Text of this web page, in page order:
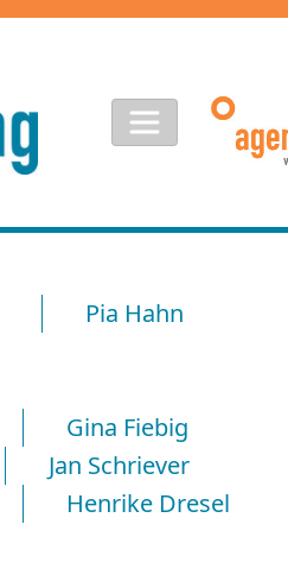
Pia Hahn
Gina Fiebig
Jan Schriever
Henrike Dresel